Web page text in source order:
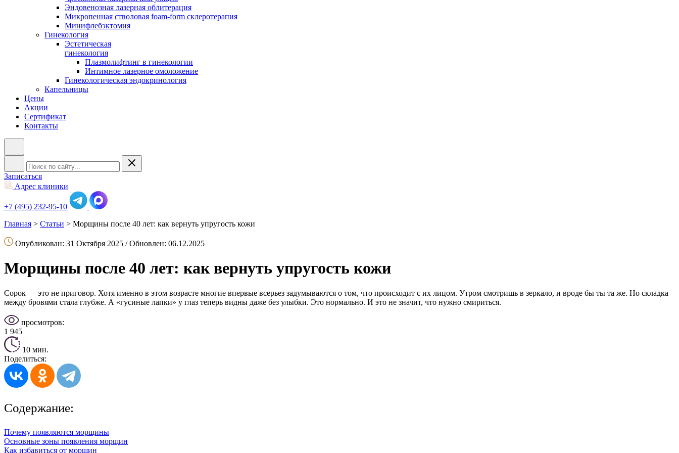
Эндовенозная лазерная облитерация
Микропенная стволовая foam-form склеротерапия
Минифлебэктомия
Гинекология
Эстетическая
гинекология
Плазмолифтинг в гинекологии
Интимное лазерное омоложение
Гинекологическая эндокринология
Капельницы
Цены
Акции
Сертификат
Контакты
Записаться
Адрес клиники
+7 (495) 232-95-10
Главная > Статьи > Морщины после 40 лет: как вернуть упругость кожи
Опубликован: 31 Октября 2025 / Обновлен: 06.12.2025
Морщины после 40 лет: как вернуть упругость кожи
Сорок — это не приговор. Хотя именно в этом возрасте многие впервые всерьез задумываются о том, что происходит с их лицом. Утром смотришь в зеркало, и вроде бы ты та же. Но складка
между бровями стала глубже. А «гусиные лапки» у глаз теперь видны даже без улыбки. Это нормально. И это не значит, что нужно смириться.
просмотров:
1 945
10 мин.
Поделиться:
Содержание:
Почему появляются морщины
Основные зоны появления морщин
Как избавиться от морщин